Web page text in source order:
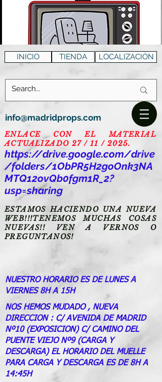
INICIO TIENDA LOCALIZACIÓN
info@madridprops.com
ENLACE CON EL MATERIAL
ACTUALIZADO 27 / 11 / 2025.
https://drive.google.com/drive
/folders/1ObPR5H2goOnk3NA
MTQ12ovQb0fgm1R_2?
usp=sharing
ESTAMOS HACIENDO UNA NUEVA
WEB!!!TENEMOS MUCHAS COSAS
NUEVAS!! VEN A VERNOS O
PREGUNTANOS!
NUESTRO HORARIO ES DE LUNES A
VIERNES 8H A 15H
NOS HEMOS MUDADO , NUEVA
DIRECCION : C/ AVENIDA DE MADRID
Nº10 (EXPOSICION) C/ CAMINO DEL
PUENTE VIEJO Nº9 (CARGA Y
DESCARGA) EL HORARIO DEL MUELLE
PARA CARGA Y DESCARGA ES DE 8H A
14:45H